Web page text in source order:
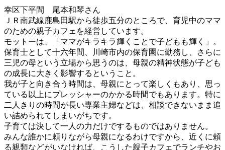
幸区下平間 尾本和琴さん
ＪＲ南武線鹿島田駅から徒歩五分のところで、育児中のママ
のための親子カフェを経営しています。
モットーは、「ママがキラキラ輝くことで子どもも輝く」。
保育士として十六年間、川崎市内の保育園に勤務し、さらに
三児の母という立場から思うのは、母親の精神状態が子ども
の成長に大きく影響するということ。
我が子と向き合う時間は、母親にとって楽しくもあり、思っ
ている以上にプレッシャーのかかる時間でもあります。特に
二人きりの時間が長い専業主婦などは、相談できないまま追
い詰められてしまいがちです。
子育ては決して一人の力だけでするものではありません。
みんな誰かに頼りながら母親になるわけですから、近くに頼
る親類などがいなければ、こうした親子カフェでランチやお